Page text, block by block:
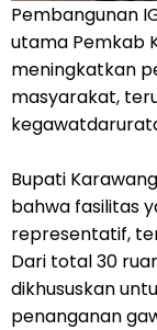
Pembangunan
utama Pemkab
meningkatkan
masyarakat,
Bupati
bahwa fasilitas
representatif,
Dari total 30
dikhususkan
penanganan